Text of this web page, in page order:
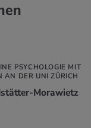
PSYCHOLOGIE MIT
AN DER UNI ZÜRICH
Morawietz